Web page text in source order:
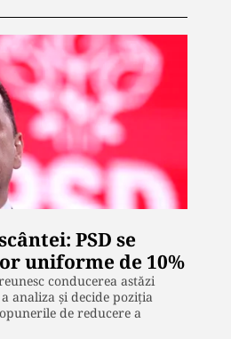
PSD se
uniforme de 10%
conducerea astăzi
analiza și decide poziția
de reducere a